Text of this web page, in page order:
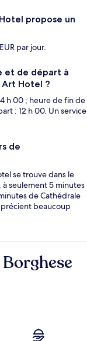
propose un
par jour.
et de départ à
Hotel ?
h 00 ; heure de fin de
: 12 h 00. Un service
de
se trouve dans le
seulement 5 minutes
de Cathédrale
beaucoup